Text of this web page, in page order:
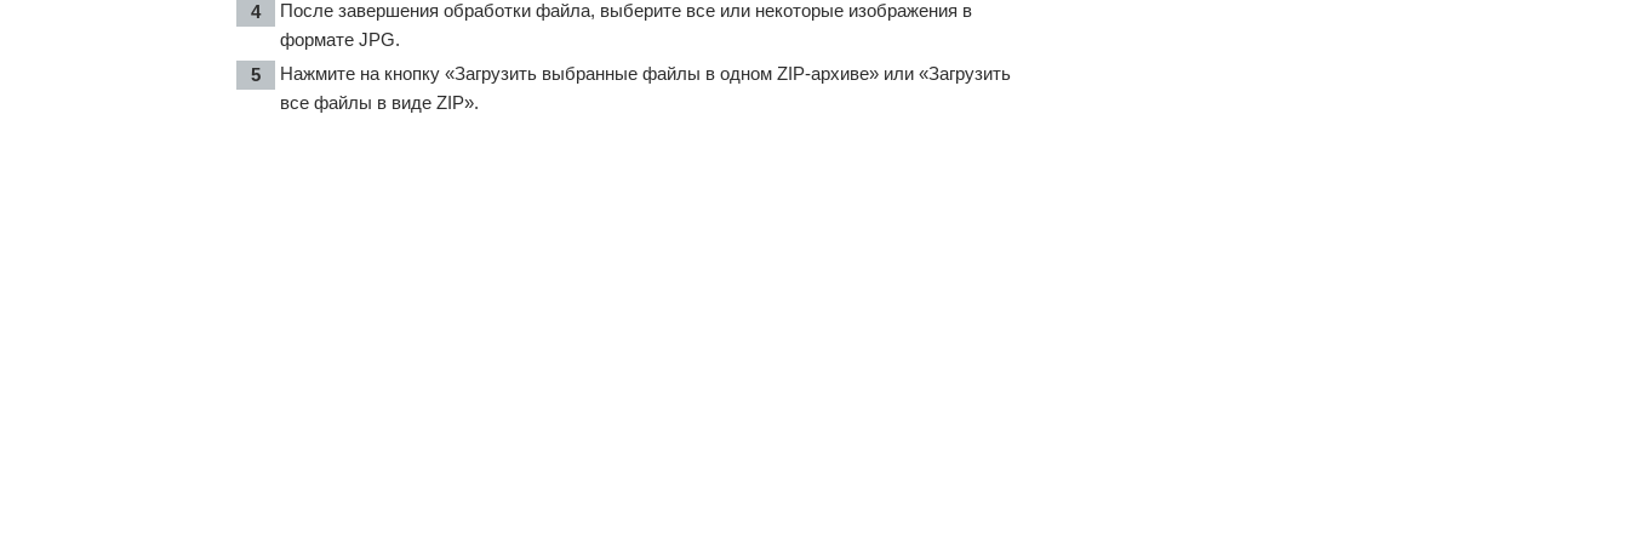
После завершения обработки файла, выберите все или некоторые изображения в
формате JPG.
Нажмите на кнопку «Загрузить выбранные файлы в одном ZIP-архиве» или «Загрузить
все файлы в виде ZIP».